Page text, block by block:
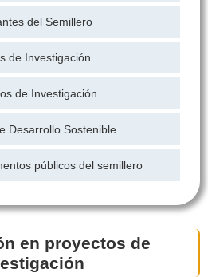
del Semillero
de Investigación
de Investigación
Desarrollo Sostenible
públicos del semillero
en proyectos de